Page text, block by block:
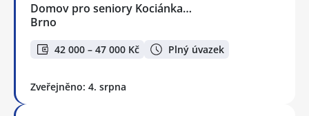
Domov pro seniory Kociánka…
Brno
42 000 – 47 000 Kč Plný úvazek
Zveřejněno: 4. srpna